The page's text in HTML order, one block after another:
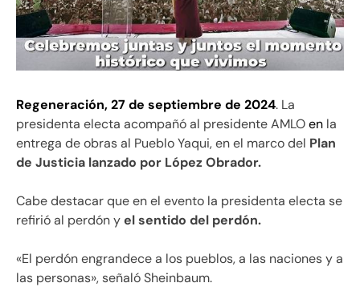
Regeneración, 27 de septiembre de 2024. La
presidenta electa acompañó al presidente AMLOen la
entrega de obras al Pueblo Yaqui, en el marco del Plan
de Justicia lanzado por López Obrador.
Cabe destacar que en el evento la presidenta electa se
refirió al perdón yel sentido del perdón.
«El perdón engrandece a los pueblos, a las naciones y a
las personas», señaló Sheinbaum.